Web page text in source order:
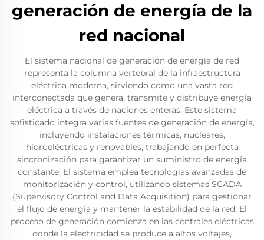
generación de energía de la
red nacional
El sistema nacional de generación de energía de red
representa la columna vertebral de la infraestructura
eléctrica moderna, sirviendo como una vasta red
interconectada que genera, transmite y distribuye energía
eléctrica a través de naciones enteras. Este sistema
sofisticado integra varias fuentes de generación de energía,
incluyendo instalaciones térmicas, nucleares,
hidroeléctricas y renovables, trabajando en perfecta
sincronización para garantizar un suministro de energía
constante. El sistema emplea tecnologías avanzadas de
monitorización y control, utilizando sistemas SCADA
(Supervisory Control and Data Acquisition) para gestionar
el flujo de energía y mantener la estabilidad de la red. El
proceso de generación comienza en las centrales eléctricas
donde la electricidad se produce a altos voltajes,